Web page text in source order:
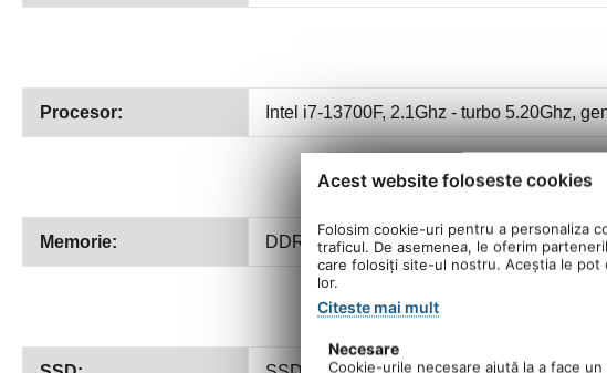
Procesor: Intel i7-13700F, 2.1Ghz - turbo 5.20Ghz,
Memorie: DDR4 32Gb
Acest website foloseste cookies
Folosim cookie-uri pentru a personaliza
traficul. De asemenea, le oferim
care folosiți site-ul nostru. Aceștia le pot
lor.
Citeste mai mult
Necesare
Cookie-urile necesare ajută la a face